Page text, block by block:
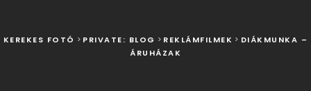
KEREKES FOTÓ > PRIVATE: BLOG > REKLÁMFILMEK > DIÁKMUNKA –
ÁRUHÁZAK